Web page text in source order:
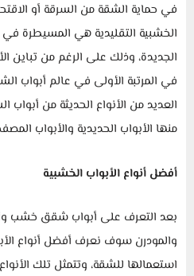
في حماية الشقة من السرقة أو
الخشبية التقليدية هي المسيطرة
الجديدة، وذلك على الرغم من تباين
في المرتبة الأولى في عالم أبواب
العديد من الأنواع الحديثة من
منها الأبواب الحديدية والأبواب
أفضل أنواع الأبواب الخشبية
بعد التعرف على أبواب شقق خشب
والمودرن سوف نعرف أفضل أنواع
استعمالها للشقة، وتتمثل تلك